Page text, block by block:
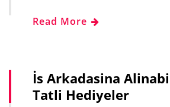
Read More
İs Arkadasina
Tatli Hediyeler